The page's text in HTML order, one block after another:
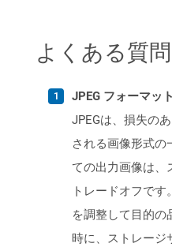
よくある質問
JPEG フォーマッ
JPEGは、損失の
される画像形式の
ての出力画像は、
トレードオフで
を調整して目的の
時に、ストレージ